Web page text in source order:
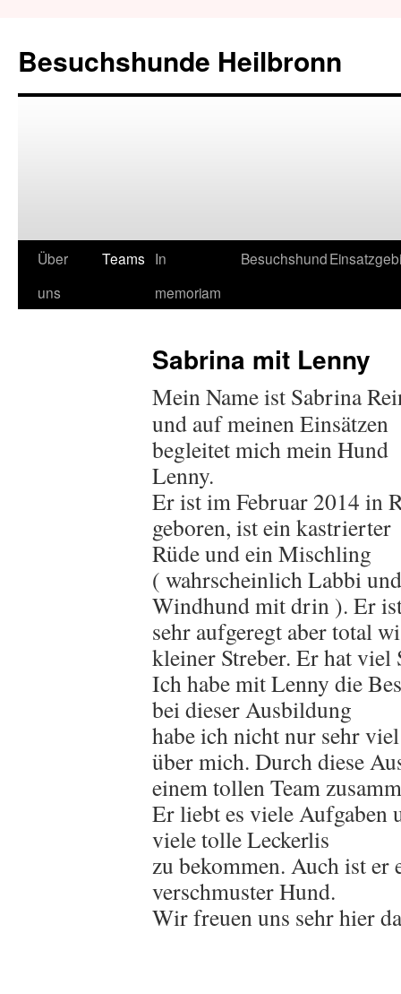
Besuchshunde Heilbronn
Über
uns
Teams In
memoriam
Besuchshund
Sabrina mit Lenny
Mein Name ist Sabrina
und auf meinen Einsätzen
begleitet mich mein Hund
Lenny.
Er ist im Februar 2014 in
geboren, ist ein kastrierter
Rüde und ein Mischling
( wahrscheinlich Labbi und
Windhund mit drin ). Er
sehr aufgeregt aber total
kleiner Streber. Er hat viel
Ich habe mit Lenny die
bei dieser Ausbildung
habe ich nicht nur sehr
über mich. Durch diese
einem tollen Team
Er liebt es viele
viele tolle Leckerlis
zu bekommen. Auch ist er
verschmuster Hund.
Wir freuen uns sehr hier